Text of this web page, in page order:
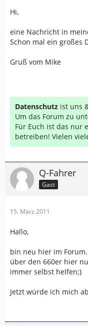
Hi,
eine Nachricht in
Schon mal ein großes
Gruß vom Mike
Datenschutz ist uns
Um das Forum zu
Für Euch ist das nur
betreiben! Vielen
Q-Fahrer
Gast
15. März 2011
Hallo,
bin neu hier im
über den 660er hier
immer selbst helfen;)
Jetzt würde ich mich